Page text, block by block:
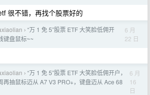
很不错，再找个股票好的
› “万 1 免 5”股票 ETF 大笑脸低佣开
键盘鼠标~~
6 月
22 日
› “万 1 免 5”股票 ETF 大笑脸低佣开户，
再抽鼠标迈从 A7 V3 PRO+，键盘迈从 Ace 68
6 月
16
日